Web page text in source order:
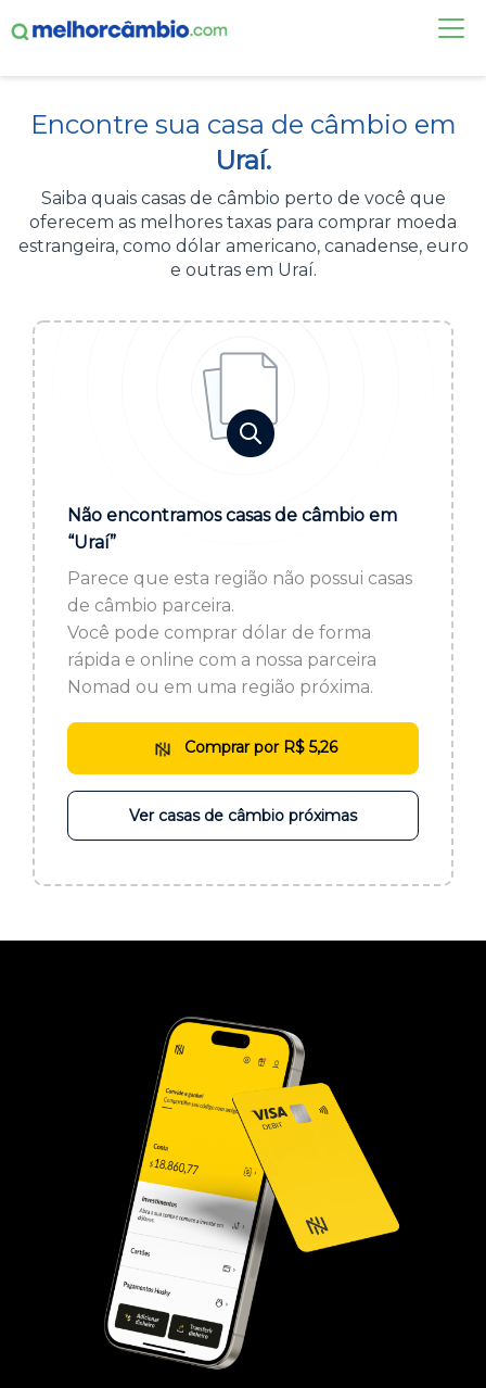
CASAS DE CÂMBIO
DÓLAR HOJE
ALERTA DE CÂMBIO
Acesse sua conta:
BROKER DE OFERTAS
ou cadastre-se se ainda não tem registro:
Encontre sua casa de câmbio em
Uraí.
Saiba quais casas de câmbio perto de você que
oferecem as melhores taxas para comprar moeda
estrangeira, como dólar americano, canadense, euro
e outras em Uraí.
Não encontramos casas de câmbio em
“Uraí”
Parece que esta região não possui casas
de câmbio parceira.
Você pode comprar dólar de forma
rápida e online com a nossa parceira
Nomad ou em uma região próxima.
Comprar por R$ 5,26
Ver casas de câmbio próximas